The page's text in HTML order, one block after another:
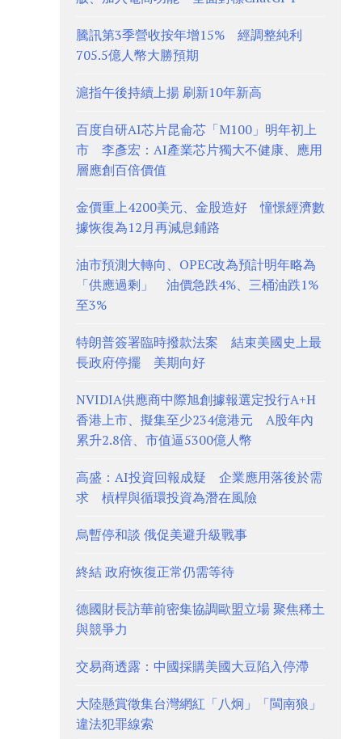
騰訊第3季營收按年增15% 經調整純利
705.5億人幣大勝預期
滬指午後持續上揚 刷新10年新高
百度自研AI芯片昆侖芯「M100」明年初上
市 李彥宏：AI產業芯片獨大不健康、應用
層應創百倍價值
金價重上4200美元、金股造好 憧憬經濟數
據恢復為12月再減息鋪路
油市預測大轉向、OPEC改為預計明年略為
「供應過剩」 油價急跌4%、三桶油跌1%
至3%
特朗普簽署臨時撥款法案 結束美國史上最
長政府停擺 美期向好
NVIDIA供應商中際旭創據報選定投行A+H
香港上市、擬集至少234億港元 A股年內
累升2.8倍、市值逼5300億人幣
高盛：AI投資回報成疑 企業應用落後於需
求 槓桿與循環投資為潛在風險
烏暫停和談 俄促美避升級戰事
終結 政府恢復正常仍需等待
德國財長訪華前密集協調歐盟立場 聚焦稀土
與競爭力
交易商透露：中國採購美國大豆陷入停滯
大陸懸賞徵集台灣網紅「八炯」「閩南狼」
違法犯罪線索